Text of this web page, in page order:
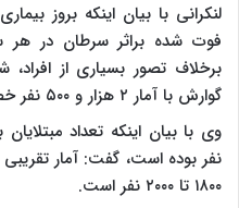
فوت شده براثر سرطان در
برخلاف تصور بسیاری از افراد،
گوارش با آمار ۲ هزار و ۵۰۰ نفر خصوصا سرطان مری است.
نفر بوده است، گفت: آمار تقریبی
۱۸۰۰ تا ۲۰۰۰ نفر است.